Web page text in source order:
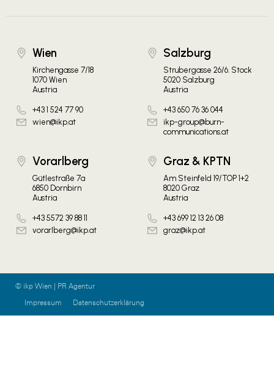
Wien
Kirchengasse 7/18
1070 Wien
Austria
+43 1 524 77 90
wien@ikp.at
Salzburg
Strubergasse 26/6. Stock
5020 Salzburg
Austria
+43 650 76 36 044
ikp-group@burn-
communications.at
Vorarlberg
Gütlestraße 7a
6850 Dornbirn
Austria
+43 5572 39 88 11
vorarlberg@ikp.at
Graz & KPTN
Am Steinfeld 19/TOP 1+2
8020 Graz
Austria
+43 699 12 13 26 08
graz@ikp.at
© ikp Wien | PR Agentur
Impressum
Datenschutzerklärung